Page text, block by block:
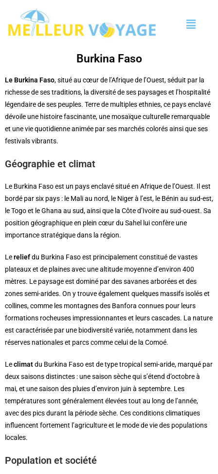
Burkina Faso
Le Burkina Faso, situé au cœur de l’Afrique de l’Ouest, séduit par la
richesse de ses traditions, la diversité de ses paysages et l’hospitalité
légendaire de ses peuples. Terre de multiples ethnies, ce pays enclavé
dévoile une histoire fascinante, une mosaïque culturelle remarquable
et une vie quotidienne animée par ses marchés colorés ainsi que ses
festivals vibrants.
Géographie et climat
Le Burkina Faso est un pays enclavé situé en Afrique de l’Ouest. Il est
bordé par six pays : le Mali au nord, le Niger à l’est, le Bénin au sud-est,
le Togo et le Ghana au sud, ainsi que la Côte d’Ivoire au sud-ouest. Sa
position géographique en plein cœur du Sahel lui confère une
importance stratégique dans la région.
Lereliefdu Burkina Faso est principalement constitué de vastes
plateaux et de plaines avec une altitude moyenne d’environ 400
mètres. Le paysage est dominé par des savanes arborées et des
zones semi-arides. On y trouve également quelques massifs isolés et
collines, comme les montagnes des Banfora connues pour leurs
formations rocheuses impressionnantes et leurs cascades. La nature
est caractérisée par une biodiversité variée, notamment dans les
réserves nationales et parcs comme celui de la Comoé.
Leclimatdu Burkina Faso est de type tropical semi-aride, marqué par
deux saisons distinctes : une saison sèche qui s’étend d’octobre à
mai, et une saison des pluies d’environ juin à septembre. Les
températures sont généralement élevées tout au long de l’année,
avec des pics durant la période sèche. Ces conditions climatiques
influencent fortement l’agriculture et le mode de vie des populations
locales.
Population et société